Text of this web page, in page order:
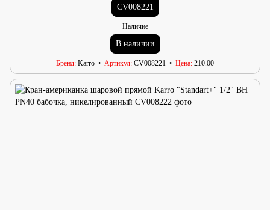
CV008221
Наличие
В наличии
Бренд Karro Артикул CV008221 Цена 210.00